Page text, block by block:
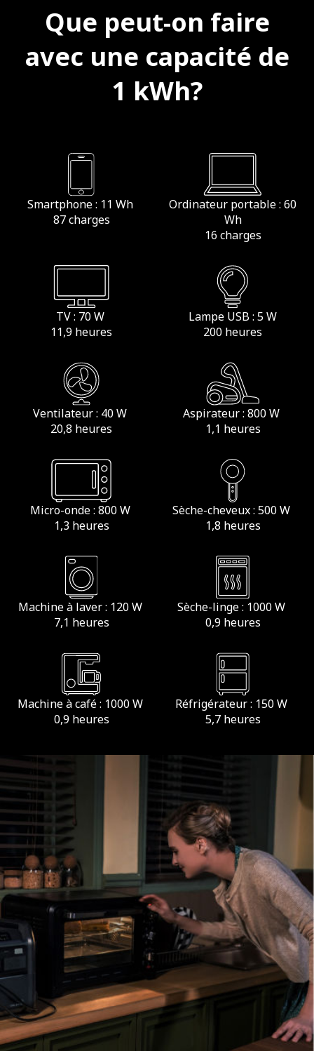
Que peut-on faire
avec une capacité de
1 kWh?
Smartphone : 11 Wh
87 charges
Ordinateur portable : 60
Wh
16 charges
TV : 70 W
11,9 heures
Lampe USB : 5 W
200 heures
Ventilateur : 40 W
20,8 heures
Aspirateur : 800 W
1,1 heures
Micro-onde : 800 W
1,3 heures
Sèche-cheveux : 500 W
1,8 heures
Machine à laver : 120 W
7,1 heures
Sèche-linge : 1000 W
0,9 heures
Machine à café : 1000 W
0,9 heures
Réfrigérateur : 150 W
5,7 heures